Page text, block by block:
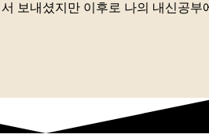
보내셨지만 이후로 나의 내신공